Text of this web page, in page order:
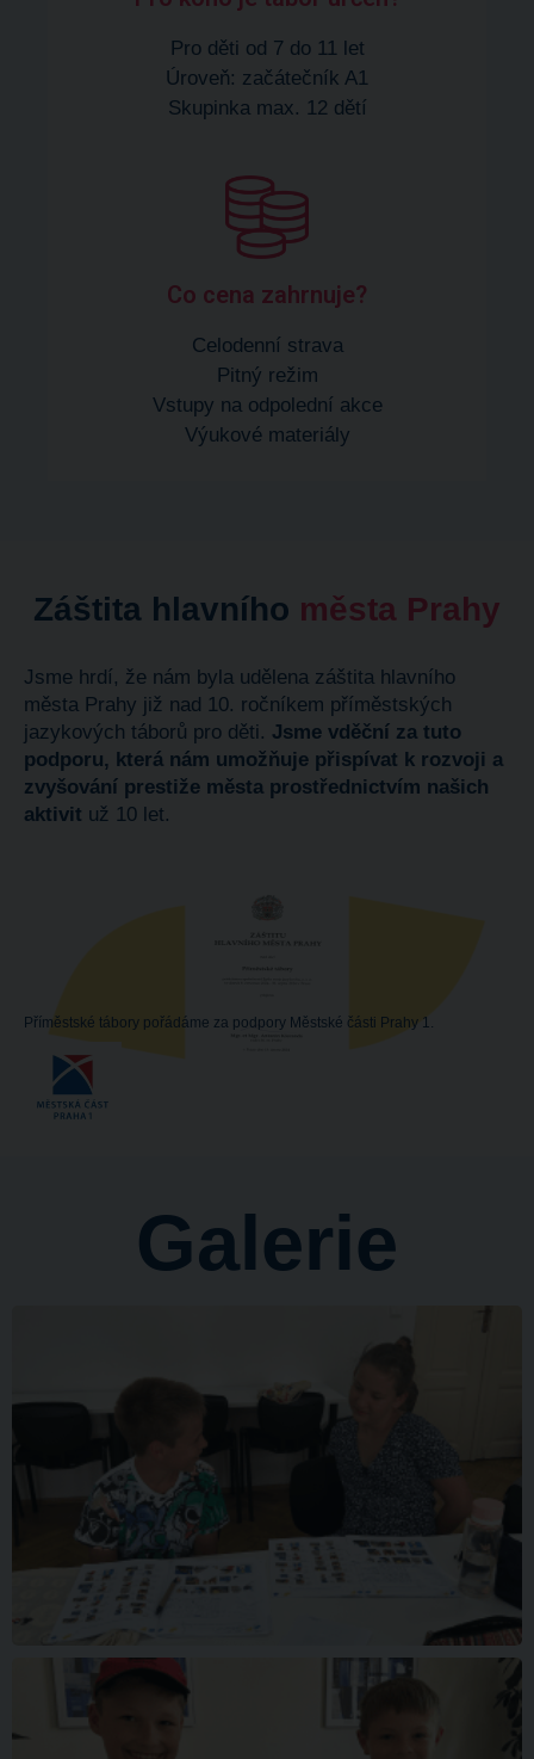
Pro děti od 7 do 11 let
Úroveň: začátečník A1
Skupinka max. 12 dětí
Co cena zahrnuje?​
Celodenní strava
Pitný režim
Vstupy na odpolední akce
Výukové materiály
Záštita hlavního města Prahy
Jsme hrdí, že nám byla udělena záštita hlavního
města Prahy již nad 10. ročníkem příměstských
jazykových táborů pro děti. Jsme vděční za tuto
podporu, která nám umožňuje přispívat k rozvoji a
zvyšování prestiže města prostřednictvím našich
aktivit už 10 let.
Příměstské tábory pořádáme za podpory Městské části Prahy 1.
Galerie